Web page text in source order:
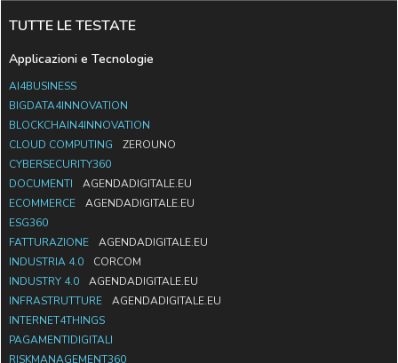
TUTTE LE TESTATE
Applicazioni e Tecnologie
AI4BUSINESS
BIGDATA4INNOVATION
BLOCKCHAIN4INNOVATION
CLOUD COMPUTING
ZEROUNO
CYBERSECURITY360
DOCUMENTI
AGENDADIGITALE.EU
ECOMMERCE
AGENDADIGITALE.EU
ESG360
FATTURAZIONE
AGENDADIGITALE.EU
INDUSTRIA 4.0
CORCOM
INDUSTRY 4.0
AGENDADIGITALE.EU
INFRASTRUTTURE
AGENDADIGITALE.EU
INTERNET4THINGS
PAGAMENTIDIGITALI
RISKMANAGEMENT360